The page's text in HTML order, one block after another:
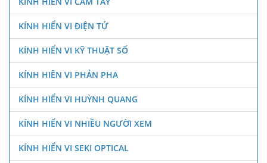
KÍNH HIỂN VI ĐIỆN TỬ
KÍNH HIỂN VI KỸ THUẬT SỐ
KÍNH HIÊN VI PHẢN PHA
KÍNH HIỂN VI HUỲNH QUANG
KÍNH HIỂN VI NHIỀU NGƯỜI XEM
KÍNH HIỂN VI SEKI OPTICAL